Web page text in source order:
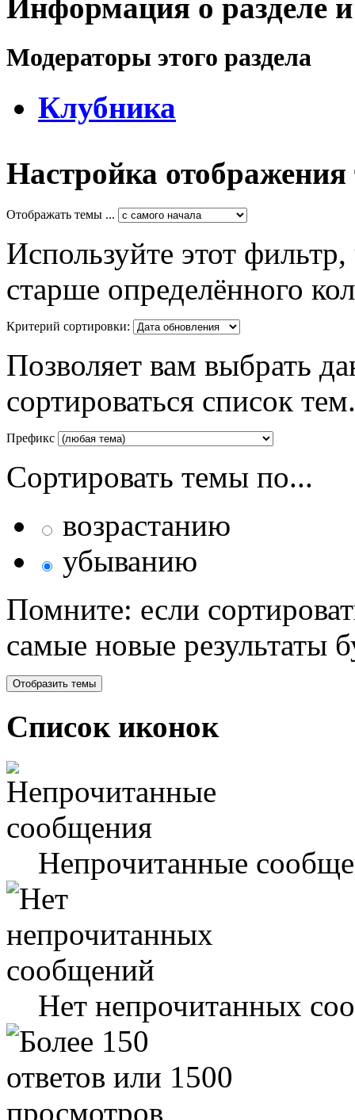
Информация о разделе
Модераторы этого раздела
Клубника
Настройка отображения
Отображать темы ...
Используйте этот
старше определённого
Критерий сортировки:
Позволяет вам выбрать
сортироваться список тем.
Префикс
Сортировать темы по...
возрастанию
убыванию
Помните: если
самые новые результаты
Список иконок
Непрочитанные
Нет непрочитанных